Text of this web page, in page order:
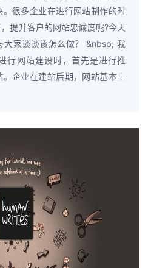
很多企业在进行网站制作的时
提升客户的网站忠诚度呢?今天
大家谈谈该怎么做？ &nbsp; 我
行网站建设时，首先是进行推
企业在建站后期，网站基本上